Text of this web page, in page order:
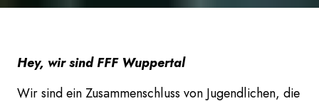
Hey, wir sind FFF Wuppertal
Wir sind ein Zusammenschluss von Jugendlichen, die